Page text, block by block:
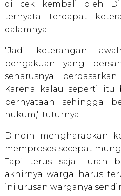
di cek kembali oleh
ternyata terdapat
dalamnya.
"Jadi keterangan
pengakuan yang
seharusnya
Karena kalau seperti itu
pernyataan sehingga
hukum," tuturnya.
Dindin mengharapkan
memproses secepat
Tapi terus saja Lurah
akhirnya warga harus
ini urusan warganya